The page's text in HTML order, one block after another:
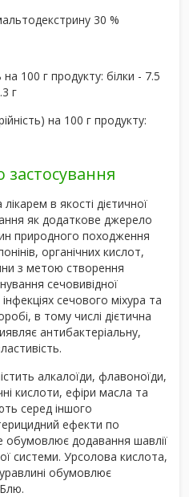
30 %
100 г продукту: білки - 7.5
г
на 100 г продукту:
застосування
в якості дієтичної
як додаткове джерело
природного походження
органічних кислот,
з метою створення
сечовивідної
сечового міхура та
в тому числі дієтична
антибактеріальну,
алкалоїди, флавоноїди,
кислоти, ефіри масла та
серед іншого
ефекти по
обумовлює додавання шавлії
системи. Урсолова кислота,
обумовлює